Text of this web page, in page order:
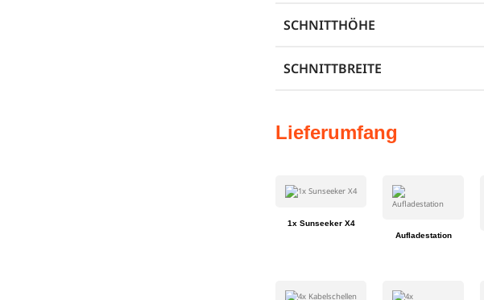
SCHNITTHÖHE
SCHNITTBREITE
Lieferumfang
1x Sunseeker X4
Aufladestation